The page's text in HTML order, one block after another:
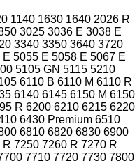
1140 1630 1640 2026 R
3025 3036 E 3038 E
3340 3350 3640 3720
E 5055 E 5058 E 5067 E
5105 GN 5115 5210
6110 B 6110 M 6110 R
6140 6145 6150 M 6150
R 6200 6210 6215 6220
6430 Premium 6510
6810 6820 6830 6900
R 7250 7260 R 7270 R
7710 7720 7730 7800